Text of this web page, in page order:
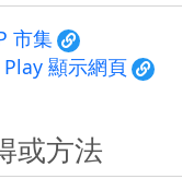
市集
顯示網頁
或方法